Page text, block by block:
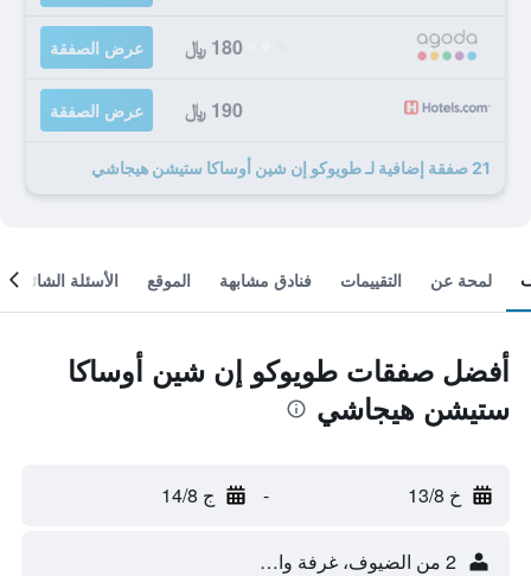
180 ﷼ عرض الصفقة
190 ﷼ عرض الصفقة
21 صفقة إضافية لـ طويوكو إن شين أوساكا ستيشن هيجاشي
لمحة عن التقييمات فنادق مشابهة الموقع الأسئلة الشائعة
أفضل صفقات طويوكو إن شين أوساكا
ستيشن هيجاشي
خ 13/8 - ج 14/8
2 من الضيوف، غرفة واحدة